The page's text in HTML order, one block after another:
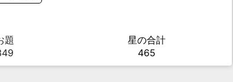
題
星の合計
465